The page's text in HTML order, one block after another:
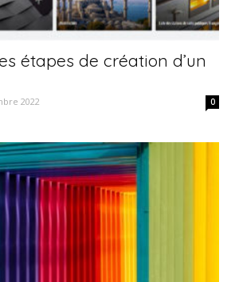
étapes de création d’un
2022 0